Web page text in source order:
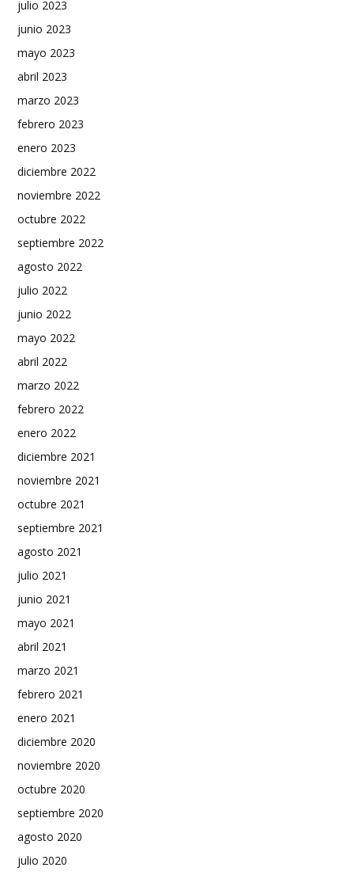
julio 2023
junio 2023
mayo 2023
abril 2023
marzo 2023
febrero 2023
enero 2023
diciembre 2022
noviembre 2022
octubre 2022
septiembre 2022
agosto 2022
julio 2022
junio 2022
mayo 2022
abril 2022
marzo 2022
febrero 2022
enero 2022
diciembre 2021
noviembre 2021
octubre 2021
septiembre 2021
agosto 2021
julio 2021
junio 2021
mayo 2021
abril 2021
marzo 2021
febrero 2021
enero 2021
diciembre 2020
noviembre 2020
octubre 2020
septiembre 2020
agosto 2020
julio 2020